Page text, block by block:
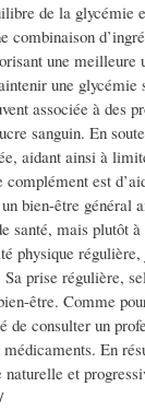
de la glycémie
une
une
associée à des
sanguin. En
aidant ainsi à
est
bien-être
santé, mais
physique
prise régulière,
être. Comme
consulter un
En
et